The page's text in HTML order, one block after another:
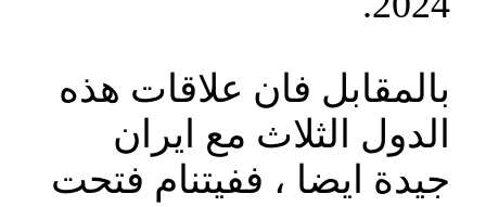
بالمقابل فان علاقات هذه
الدول الثلاث مع ايران
جيدة ايضا ، ففيتنام فتحت